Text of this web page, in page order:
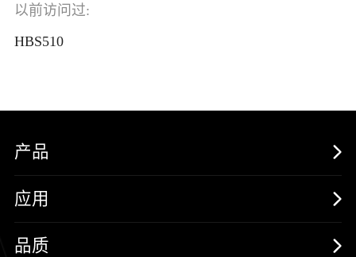
以前访问过:
HBS510
产品
MOSFETs
保护器件
应用
消费电子
品质